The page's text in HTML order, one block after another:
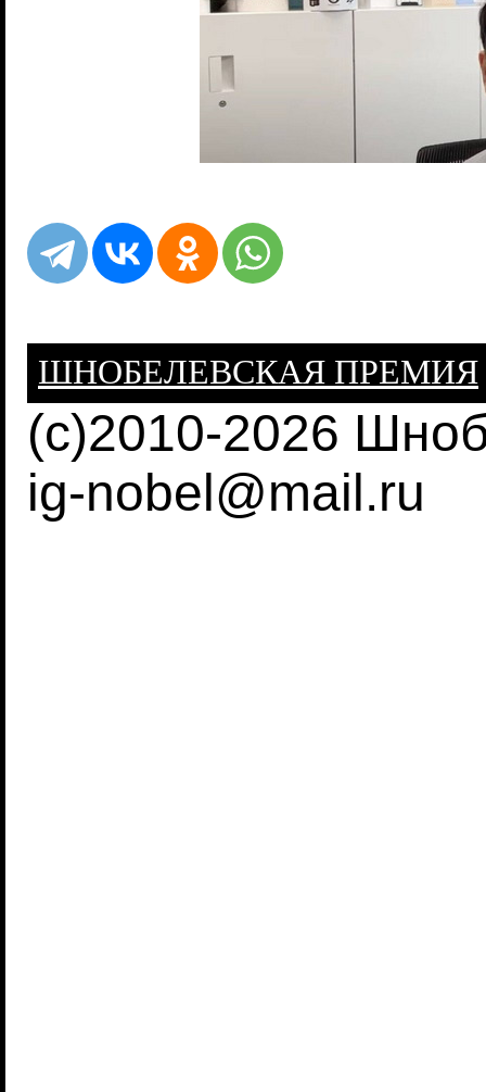
ШНОБЕЛЕВСКАЯ ПРЕМИЯ
(c)2010-2026
ig-nobel@mail.ru